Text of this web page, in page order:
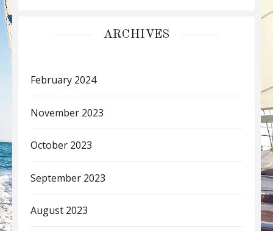
ARCHIVES
February 2024
November 2023
October 2023
September 2023
August 2023